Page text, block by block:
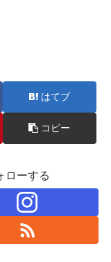
はてブ
コピー
ローする